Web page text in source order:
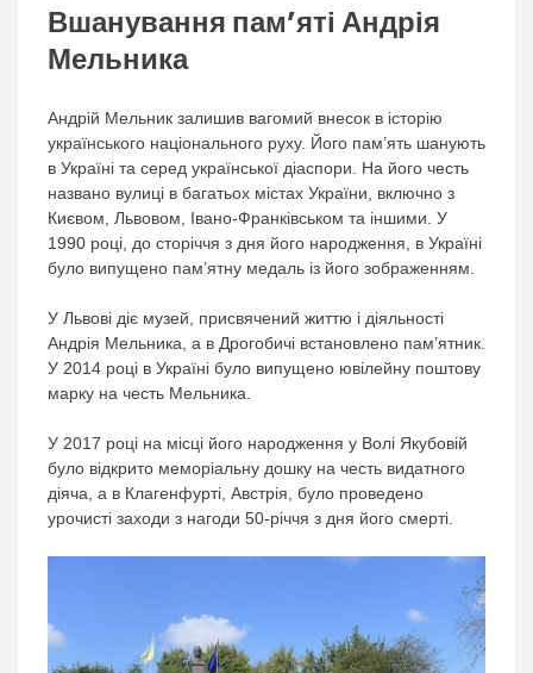
Вшанування пам’яті Андрія
Мельника
Андрій Мельник залишив вагомий внесок в історію
українського національного руху. Його пам’ять шанують
в Україні та серед української діаспори. На його честь
названо вулиці в багатьох містах України, включно з
Києвом, Львовом, Івано-Франківськом та іншими. У
1990 році, до сторіччя з дня його народження, в Україні
було випущено пам’ятну медаль із його зображенням.
У Львові діє музей, присвячений життю і діяльності
Андрія Мельника, а в Дрогобичі встановлено пам’ятник.
У 2014 році в Україні було випущено ювілейну поштову
марку на честь Мельника.
У 2017 році на місці його народження у Волі Якубовій
було відкрито меморіальну дошку на честь видатного
діяча, а в Клагенфурті, Австрія, було проведено
урочисті заходи з нагоди 50-річчя з дня його смерті.